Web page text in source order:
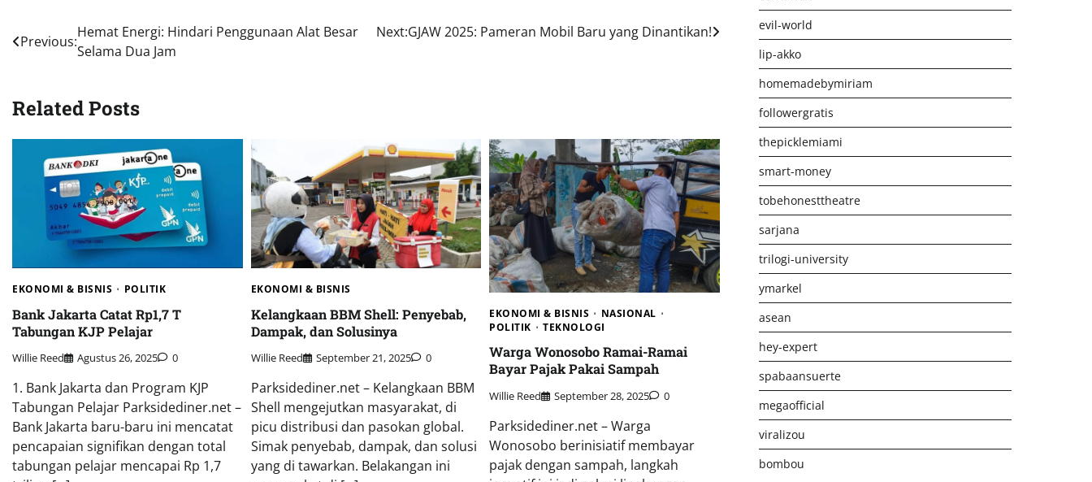
Navigasi
Previous:
Hemat Energi: Hindari Penggunaan Alat Besar
Selama Dua Jam
Next:GJAW 2025: Pameran Mobil Baru yang Dinantikan!
Related Posts
EKONOMI & BISNIS POLITIK
Bank Jakarta Catat Rp1,7 T
Tabungan KJP Pelajar
Willie Reed Agustus 26, 2025 0
1. Bank Jakarta dan Program KJP
Tabungan Pelajar Parksidediner.net –
Bank Jakarta baru-baru ini mencatat
pencapaian signifikan dengan total
tabungan pelajar mencapai Rp 1,7
EKONOMI & BISNIS
Kelangkaan BBM Shell: Penyebab,
Dampak, dan Solusinya
Willie Reed September 21, 2025 0
Parksidediner.net – Kelangkaan BBM
Shell mengejutkan masyarakat, di
picu distribusi dan pasokan global.
Simak penyebab, dampak, dan solusi
yang di tawarkan. Belakangan ini
EKONOMI & BISNIS
NASIONAL
POLITIK
TEKNOLOGI
Warga Wonosobo Ramai-Ramai
Bayar Pajak Pakai Sampah
Willie Reed September 28, 2025 0
Parksidediner.net – Warga
Wonosobo berinisiatif membayar
pajak dengan sampah, langkah
evil-world
lip-akko
homemadebymiriam
followergratis
thepicklemiami
smart-money
tobehonesttheatre
sarjana
trilogi-university
ymarkel
asean
hey-expert
spabaansuerte
megaofficial
viralizou
bombou